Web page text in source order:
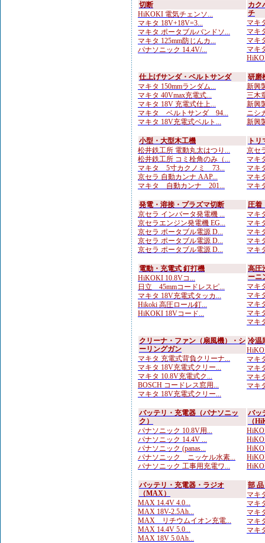
切断
HiKOKI 電気チェンソ...
マキタ 18V+18V=3...
マキタ ポータブルバンドソ...
マキタ 125mm防じんカ...
パナソニック 14.4V/...
カク
チ
マキ
マキ
マキ
マキ
仕上げサンダ・ベルトサンダ
マキタ 150mmランダム...
マキタ 40Vmax充電式...
マキタ 18V 充電式仕上...
マキタ ベルトサンダ 94...
マキタ 18V充電式ベルト...
研磨
新興
三木
新興
ニシ
新興
小型・大型木工機
松井鉄工所 電動丸太はつり...
松井鉄工所 コミ栓角のみ（...
マキタ 5寸カクノミ 73...
京セラ 自動カンナ AAP...
マキタ 自動カンナ 201...
ト
京セ
マキ
マキ
マキ
マキ
発電・溶接・プラズマ切断
京セラ インバータ発電機 ...
京セラエンジン発電機 EG...
京セラ ポータブル電源 D...
京セラ ポータブル電源 D...
京セラ ポータブル電源 D...
圧着
マキ
マキ
マキ
マキ
マキ
電動・充電式 釘打機
HiKOKI 10.8Vコ...
日立 45mmコードレスピ...
マキタ 18V充電式タッカ...
Hikoki 高圧ロール釘...
HiKOKI 18Vコード...
高圧
ーニ
マキ
マキ
マキ
マキ
マキ
クリーナ・ファン（扇風機）・シ
ーリングガン
マキタ 充電式背負クリーナ...
マキタ 18V充電式クリー...
マキタ 10.8V充電式ク...
BOSCH コードレス窓用...
マキタ 18V充電式クリー...
冷温
マキ
マキ
マキ
マキ
バッテリ・充電器（パナソニッ
ク）
パナソニック 10.8V用...
パナソニック 14.4V ...
パナソニック (panas...
パナソニック ニッケル水素...
パナソニック 工事用充電ワ...
バッ
（
バッテリ・充電器・ラジオ
（MAX）
MAX 14.4V 4.0...
MAX 18V-2.5Ah...
MAX リチウムイオン充電...
MAX 14.4V 5.0...
MAX 18V 5.0Ah...
部
マキ
マキ
マキ
マキ
マキ